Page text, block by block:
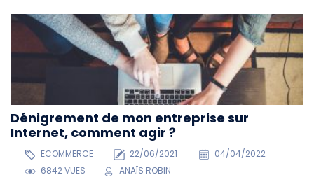
Dénigrement de mon entreprise sur
Internet, comment agir ?
ECOMMERCE 22/06/2021
04/04/2022
6842 VUES
ANAÏS ROBIN